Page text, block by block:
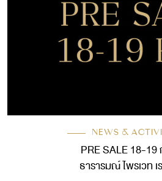
NEWS &
PRE SALE 18-
ธารารมณ์ ไพรเวท เ